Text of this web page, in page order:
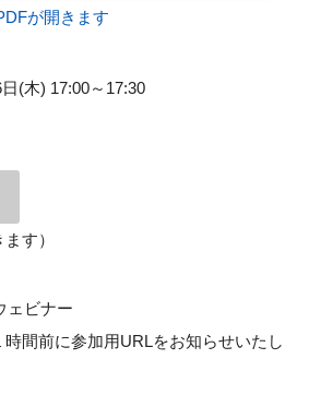
が開きます
(木) 17:00～17:30
す）
ェビナー
間前に参加用URLをお知らせいたし